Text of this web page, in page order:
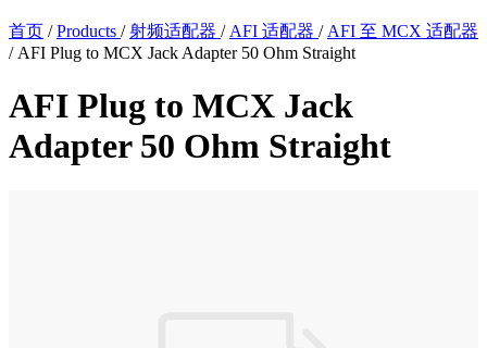
首页 / Products / 射频适配器 / AFI 适配器 / AFI 至 MCX 适配器
/ AFI Plug to MCX Jack Adapter 50 Ohm Straight
AFI Plug to MCX Jack
Adapter 50 Ohm Straight